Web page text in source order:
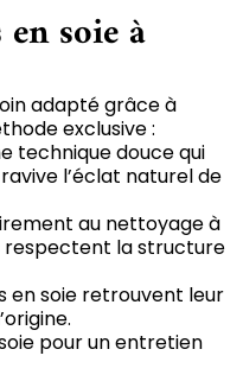
soie à
adapté grâce à
exclusive :
technique douce qui
l’éclat naturel de
au nettoyage à
respectent la structure
en soie retrouvent leur
pour un entretien